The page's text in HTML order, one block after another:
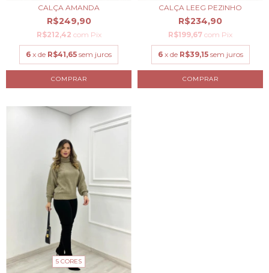
CALÇA AMANDA
R$249,90
R$212,42 com Pix
6 x de R$41,65 sem juros
COMPRAR
CALÇA LEEG PEZINHO
R$234,90
R$199,67 com Pix
6 x de R$39,15 sem juros
COMPRAR
5 CORES